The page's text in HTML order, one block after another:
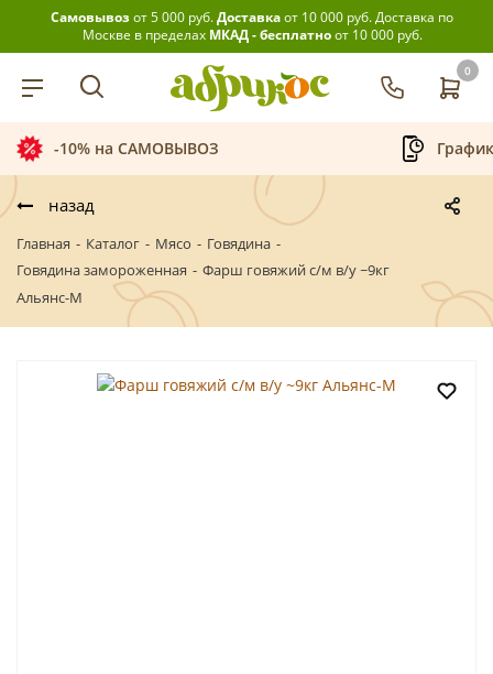
Самовывозот 5 000 руб.Доставкаот 10 000 руб.Доставка по
Москве в пределах МКАД - бесплатноот 10 000 руб.
0
График приёма заказов
назад
Главная - Каталог - Мясо - Говядина -
Говядина замороженная - Фарш говяжий с/м в/у ~9кг
Альянс-М